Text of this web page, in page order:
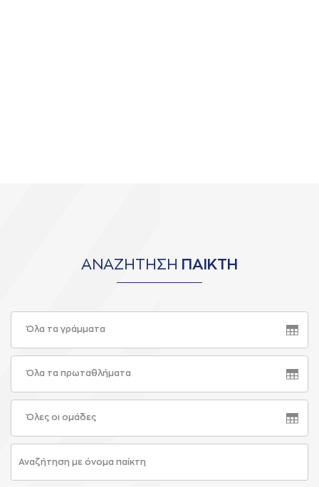
ΑΝΑΖΗΤΗΣΗ ΠΑΙΚΤΗ
Όλα τα γράμματα
Όλα τα πρωταθλήματα
Όλες οι ομάδες